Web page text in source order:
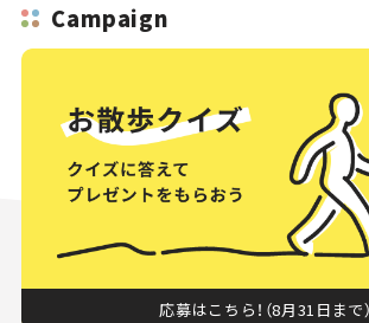
Campaign
応募はこちら！（8月31日まで）